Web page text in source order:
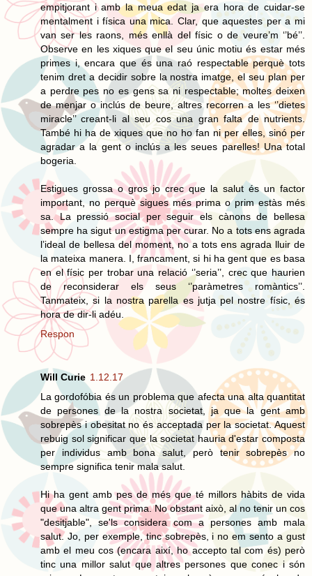
empitjorant i amb la meua edat ja era hora de cuidar-se
mentalment i física una mica. Clar, que aquestes per a mi
van ser les raons, més enllà del físic o de veure’m ‘’bé’’.
Observe en les xiques que el seu únic motiu és estar més
primes i, encara que és una raó respectable perquè tots
tenim dret a decidir sobre la nostra imatge, el seu plan per
a perdre pes no es gens sa ni respectable; moltes deixen
de menjar o inclús de beure, altres recorren a les ‘’dietes
miracle’’ creant-li al seu cos una gran falta de nutrients.
També hi ha de xiques que no ho fan ni per elles, sinó per
agradar a la gent o inclús a les seues parelles! Una total
bogeria.
Estigues grossa o gros jo crec que la salut és un factor
important, no perquè sigues més prima o prim estàs més
sa. La pressió social per seguir els cànons de bellesa
sempre ha sigut un estigma per curar. No a tots ens agrada
l’ideal de bellesa del moment, no a tots ens agrada lluir de
la mateixa manera. I, francament, si hi ha gent que es basa
en el físic per trobar una relació ‘’seria’’, crec que haurien
de reconsiderar els seus ‘’paràmetres romàntics’’.
Tanmateix, si la nostra parella es jutja pel nostre físic, és
hora de dir-li adéu.
Respon
Will Curie 1.12.17
La gordofóbia és un problema que afecta una alta quantitat
de persones de la nostra societat, ja que la gent amb
sobrepès i obesitat no és acceptada per la societat. Aquest
rebuig sol significar que la societat hauria d'estar composta
per individus amb bona salut, però tenir sobrepès no
sempre significa tenir mala salut.
Hi ha gent amb pes de més que té millors hàbits de vida
que una altra gent prima. No obstant això, al no tenir un cos
"desitjable", se'ls considera com a persones amb mala
salut. Jo, per exemple, tinc sobrepès, i no em sento a gust
amb el meu cos (encara així, ho accepto tal com és) però
tinc una millor salut que altres persones que conec i són